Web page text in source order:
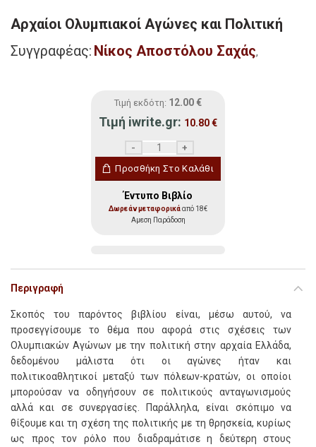
Αρχαίοι Ολυμπιακοί Αγώνες και Πολιτική
Συγγραφέας: Νίκος Αποστόλου Σαχάς,
Τιμή εκδότη: 12.00 €
Τιμή iwrite.gr: 10.80€
Προσθήκη Στο Καλάθι
Έντυπο Βιβλίο
Δωρεάν μεταφορικάαπό 18€
Αμεση Παράδοση
Περιγραφή
Σκοπός του παρόντος βιβλίου είναι, μέσω αυτού, να
προσεγγίσουμε το θέμα που αφορά στις σχέσεις των
Ολυμπιακών Αγώνων με την πολιτική στην αρχαία Ελλάδα,
δεδομένου μάλιστα ότι οι αγώνες ήταν και
πολιτικοαθλητικοί μεταξύ των πόλεων-κρατών, οι οποίοι
μπορούσαν να οδηγήσουν σε πολιτικούς ανταγωνισμούς
αλλά και σε συνεργασίες. Παράλληλα, είναι σκόπιμο να
θίξουμε και τη σχέση της πολιτικής με τη θρησκεία, κυρίως
ως προς τον ρόλο που διαδραμάτισε η δεύτερη στους